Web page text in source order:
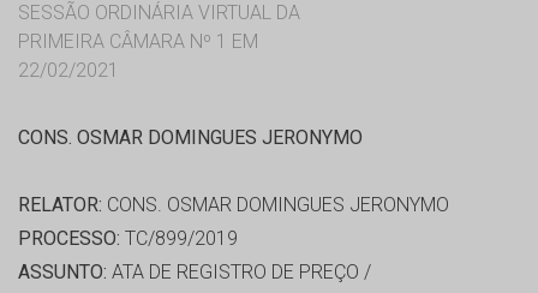
SESSÃO ORDINÁRIA VIRTUAL DA
PRIMEIRA CÂMARA Nº 1 EM
22/02/2021
CONS. OSMAR DOMINGUES JERONYMO
RELATOR: CONS. OSMAR DOMINGUES JERONYMO
PROCESSO: TC/899/2019
ASSUNTO: ATA DE REGISTRO DE PREÇO /